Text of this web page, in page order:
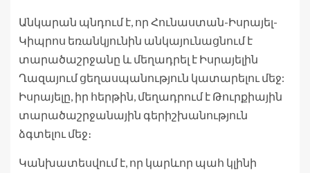
Անկարան պնդում է, որ Հունաստան-Իսրայել-
Կիպրոս եռանկյունին անկայունացնում է
տարածաշրջանը և մեղադրել է Իսրայելին
Ղազայում ցեղասպանություն կատարելու մեջ:
Իսրայելը, իր հերթին, մեղադրում է Թուրքիային
տարածաշրջանային գերիշխանություն
ձգտելու մեջ։
Կանխատեսվում է, որ կարևոր պահ կլինի